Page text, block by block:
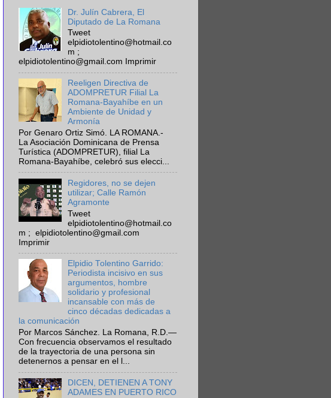
Dr. Julín Cabrera, El
Diputado de La Romana
Tweet
elpidiotolentino@hotmail.co
m ;
elpidiotolentino@gmail.com Imprimir
Reeligen Directiva de
ADOMPRETUR Filial La
Romana-Bayahíbe en un
Ambiente de Unidad y
Armonía
Por Genaro Ortiz Simó. LA ROMANA.-
La Asociación Dominicana de Prensa
Turística (ADOMPRETUR), filial La
Romana-Bayahíbe, celebró sus elecci...
Regidores, no se dejen
utilizar; Calle Ramón
Agramonte
Tweet
elpidiotolentino@hotmail.co
m ; elpidiotolentino@gmail.com
Imprimir
Elpidio Tolentino Garrido:
Periodista incisivo en sus
argumentos, hombre
solidario y profesional
incansable con más de
cinco décadas dedicadas a
la comunicación
Por Marcos Sánchez. La Romana, R.D.—
Con frecuencia observamos el resultado
de la trayectoria de una persona sin
detenernos a pensar en el l...
DICEN, DETIENEN A TONY
ADAMES EN PUERTO RICO